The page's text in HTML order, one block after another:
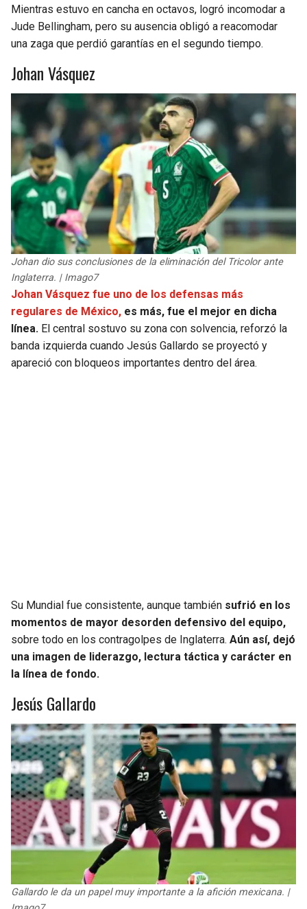
Mientras estuvo en cancha en octavos, logró incomodar a
Jude Bellingham, pero su ausencia obligó a reacomodar
una zaga que perdió garantías en el segundo tiempo.
Johan Vásquez
Johan dio sus conclusiones de la eliminación del Tricolor ante
Inglaterra. | Imago7
Johan Vásquez fue uno de los defensas más
regulares de México, es más, fue el mejor en dicha
línea. El central sostuvo su zona con solvencia, reforzó la
banda izquierda cuando Jesús Gallardo se proyectó y
apareció con bloqueos importantes dentro del área.
Su Mundial fue consistente, aunque también sufrió en los
momentos de mayor desorden defensivo del equipo,
sobre todo en los contragolpes de Inglaterra. Aún así, dejó
una imagen de liderazgo, lectura táctica y carácter en
la línea de fondo.
Jesús Gallardo
Gallardo le da un papel muy importante a la afición mexicana. |